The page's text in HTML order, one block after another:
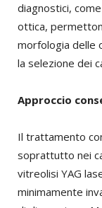
diagnostici,
ottica,
morfologia delle
la selezione dei
Approccio
Il trattamento
soprattutto nei
vitreolisi YAG
minimamente